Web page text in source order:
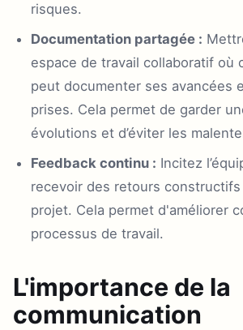
risques.
Documentation partagée :
espace de travail collaboratif où
peut documenter ses avancées
prises. Cela permet de garder
évolutions et d’éviter les
Feedback continu : Incitez
recevoir des retours
projet. Cela permet d'améliorer
processus de travail.
L'importance de la
communication